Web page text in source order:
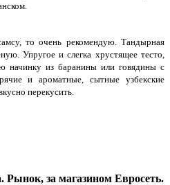
то очень рекомендую. Тандырная
Упругое и слегка хрустящее тесто,
из баранины или говядины с
и ароматные, сытные узбекские
перекусить.
за магазином Евросеть.